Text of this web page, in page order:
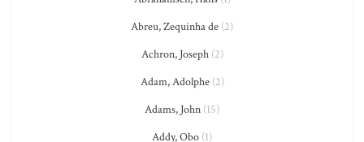
Abreu, Zequinha de (2)
Achron, Joseph(2)
Adam, Adolphe(2)
Adams, John (15)
Addy, Obo (1)